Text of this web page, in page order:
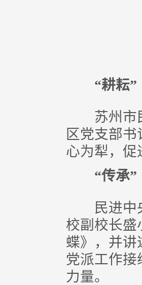
“耕耘”
苏州市民
区党支部
心为犁，促
“传承”
民进中央
校副校长盛
蝶》，并讲
党派工作
力量。